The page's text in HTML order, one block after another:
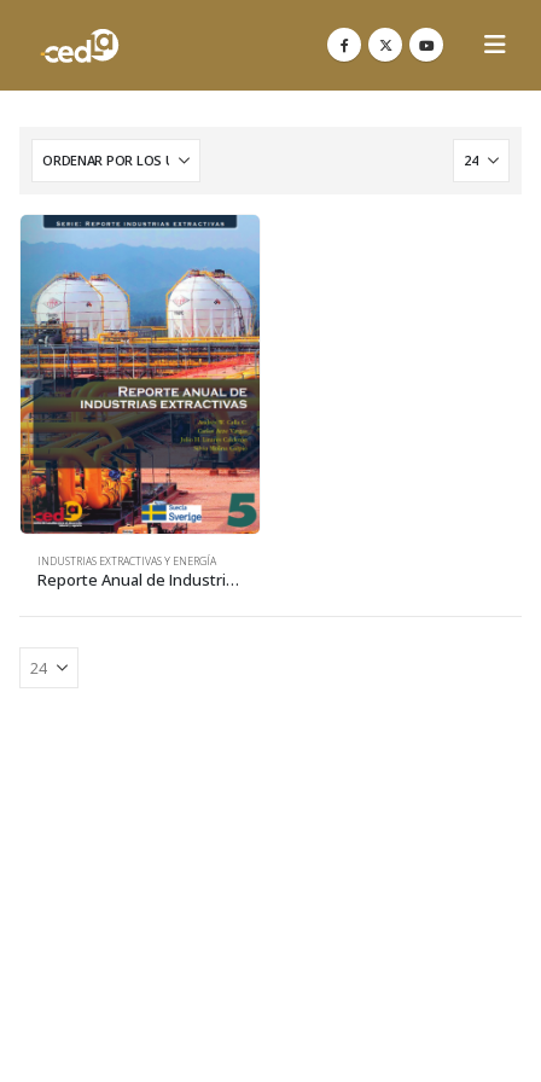
INDUSTRIAS EXTRACTIVAS Y ENERGÍA
Reporte Anual de Industrias Extractivas 5 • 2018